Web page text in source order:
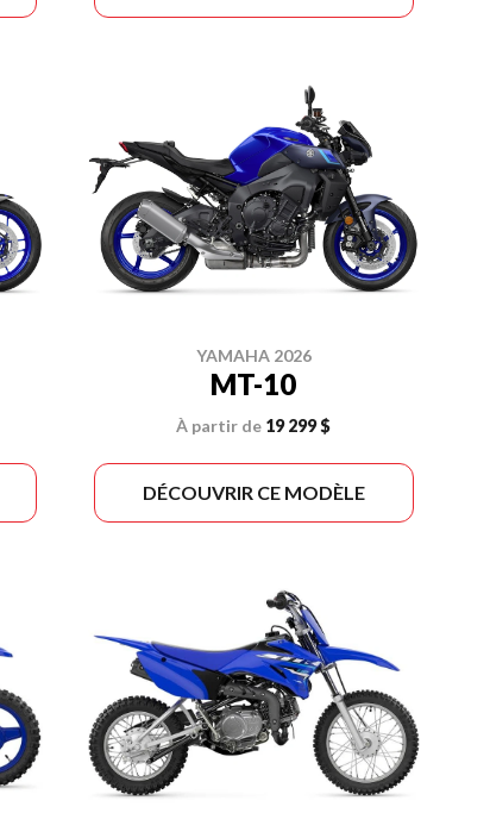
YAMAHA 2026
MT-10
À partir de 19 299 $
DÉCOUVRIR CE MODÈLE